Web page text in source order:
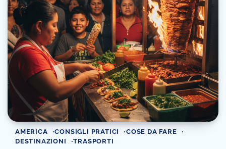
AMERICA CONSIGLI PRATICI
COSE DA FARE
DESTINAZIONI
TRASPORTI